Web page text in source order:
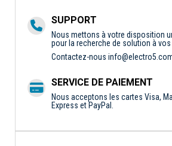
SUPPORT
Nous mettons à votre disposition
pour la recherche de solution à vos
Contactez-nous
SERVICE DE PAIEMENT
Nous acceptons les cartes Visa,
Express et PayPal.